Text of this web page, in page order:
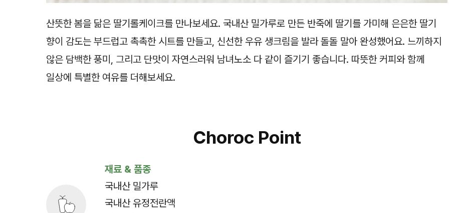
산뜻한 봄을 닮은 딸기롤케이크를 만나보세요. 국내산 밀가루로 만든 반죽에 딸기를 가미해 은은한 딸기
향이 감도는 부드럽고 촉촉한 시트를 만들고, 신선한 우유 생크림을 발라 돌돌 말아 완성했어요. 느끼하지
않은 담백한 풍미, 그리고 단맛이 자연스러워 남녀노소 다 같이 즐기기 좋습니다. 따뜻한 커피와 함께
일상에 특별한 여유를 더해보세요.
Choroc Point
재료 & 품종
국내산 밀가루
국내산 유정전란액